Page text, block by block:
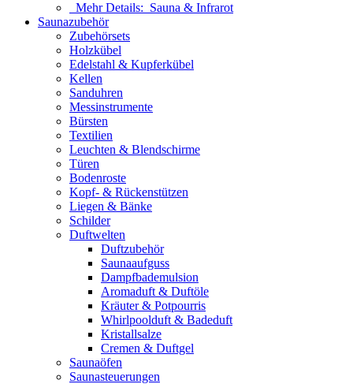
Mehr Details: Sauna & Infrarot
Saunazubehör
Zubehörsets
Holzkübel
Edelstahl & Kupferkübel
Kellen
Sanduhren
Messinstrumente
Bürsten
Textilien
Leuchten & Blendschirme
Türen
Bodenroste
Kopf- & Rückenstützen
Liegen & Bänke
Schilder
Duftwelten
Duftzubehör
Saunaaufguss
Dampfbademulsion
Aromaduft & Duftöle
Kräuter & Potpourris
Whirlpoolduft & Badeduft
Kristallsalze
Cremen & Duftgel
Saunaöfen
Saunasteuerungen